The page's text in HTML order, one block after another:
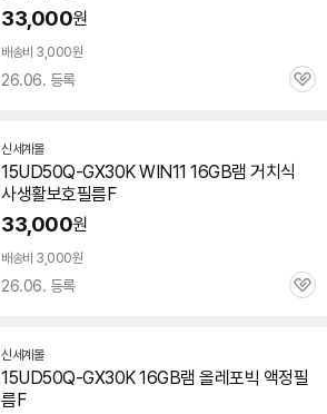
33,000원
배송비 3,000원
26.06. 등록
관
신세계몰
15UD50Q-GX30K WIN11 16GB램 거치식
사생활보호필름F
33,000원
배송비 3,000원
26.06. 등록
관
신세계몰
15UD50Q-GX30K 16GB램 올레포빅 액정필
름F